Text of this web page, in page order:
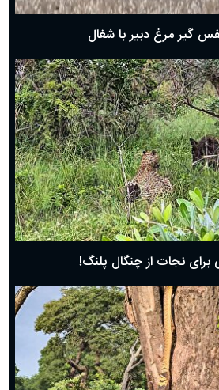
گیر مرغ دبیر با شغال
برای نجات از چنگال پلنگ!